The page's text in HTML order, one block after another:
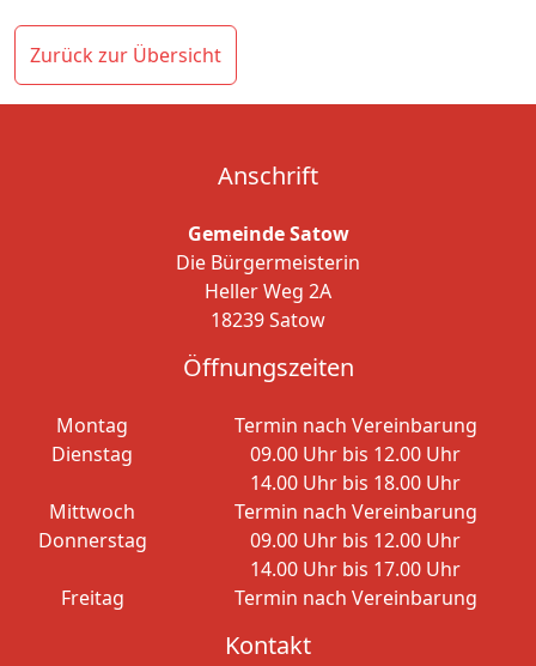
Zurück zur Übersicht
Anschrift
Gemeinde Satow
Die Bürgermeisterin
Heller Weg 2A
18239 Satow
Öffnungszeiten
Montag
Termin nach Vereinbarung
Dienstag
09.00 Uhr bis 12.00 Uhr
14.00 Uhr bis 18.00 Uhr
Mittwoch
Termin nach Vereinbarung
Donnerstag
09.00 Uhr bis 12.00 Uhr
14.00 Uhr bis 17.00 Uhr
Freitag
Termin nach Vereinbarung
Kontakt